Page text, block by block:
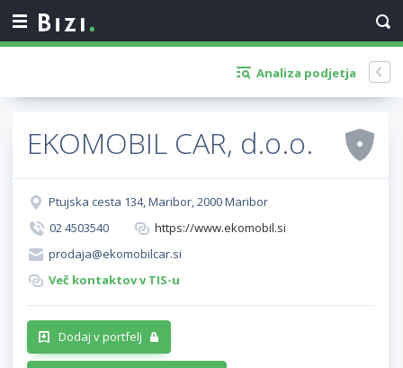
Analiza podjetja
EKOMOBIL CAR, d.o.o.
Ptujska cesta 134, Maribor, 2000 Maribor
02 4503540
https://www.ekomobil.si
prodaja@ekomobilcar.si
Več kontaktov v TIS-u
Dodaj v portfelj